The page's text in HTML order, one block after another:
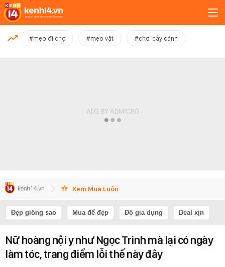
MỚI NHẤT
#mẹo đi chợ #mẹo vặt #chơi cây cảnh
Xem Mua Luôn
Đẹp giống sao Mua để đẹp Đồ gia dụng Deal xịn
Nữ hoàng nội y như Ngọc Trinh mà lại có ngày
làm tóc, trang điểm lỗi thế này đây